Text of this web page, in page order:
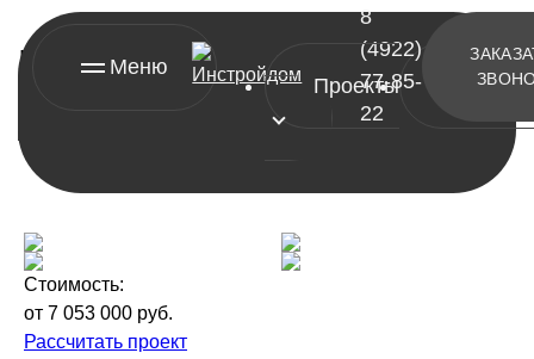
Меню
Проекты
8
(4922)
77-85-
22
Проект дома из профбруса
Стоимость:
от 7 053 000 руб.
Рассчитать проект